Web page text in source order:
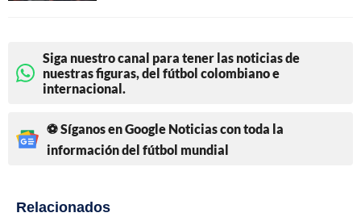
Siga nuestro canal para tener las noticias de
nuestras figuras, del fútbol colombiano e
internacional.
⚽ Síganos en Google Noticias con toda la
información del fútbol mundial
Relacionados